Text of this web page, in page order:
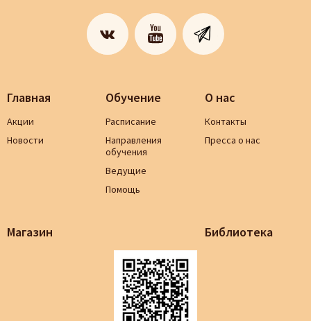
Главная
Акции
Новости
Обучение
Расписание
Направления
обучения
Ведущие
Помощь
О нас
Контакты
Пресса о нас
Магазин Библиотека